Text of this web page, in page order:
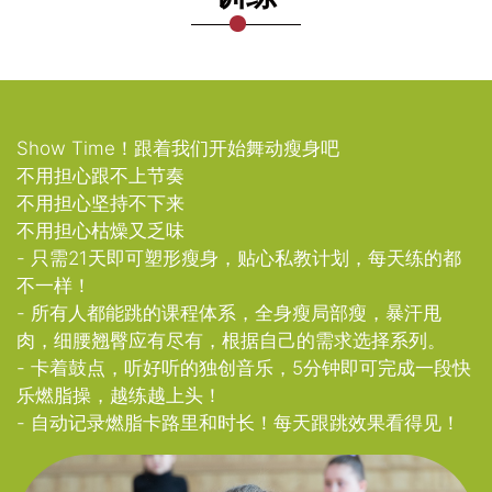
Show Time！跟着我们开始舞动瘦身吧
不用担心跟不上节奏
不用担心坚持不下来
不用担心枯燥又乏味
- 只需21天即可塑形瘦身，贴心私教计划，每天练的都
不一样！
- 所有人都能跳的课程体系，全身瘦局部瘦，暴汗甩
肉，细腰翘臀应有尽有，根据自己的需求选择系列。
- 卡着鼓点，听好听的独创音乐，5分钟即可完成一段快
乐燃脂操，越练越上头！
- 自动记录燃脂卡路里和时长！每天跟跳效果看得见！